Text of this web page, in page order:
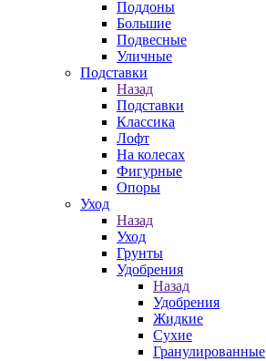
Поддоны
Большие
Подвесные
Уличные
Подставки
Назад
Подставки
Классика
Лофт
На колесах
Фигурные
Опоры
Уход
Назад
Уход
Грунты
Удобрения
Назад
Удобрения
Жидкие
Сухие
Гранулированные